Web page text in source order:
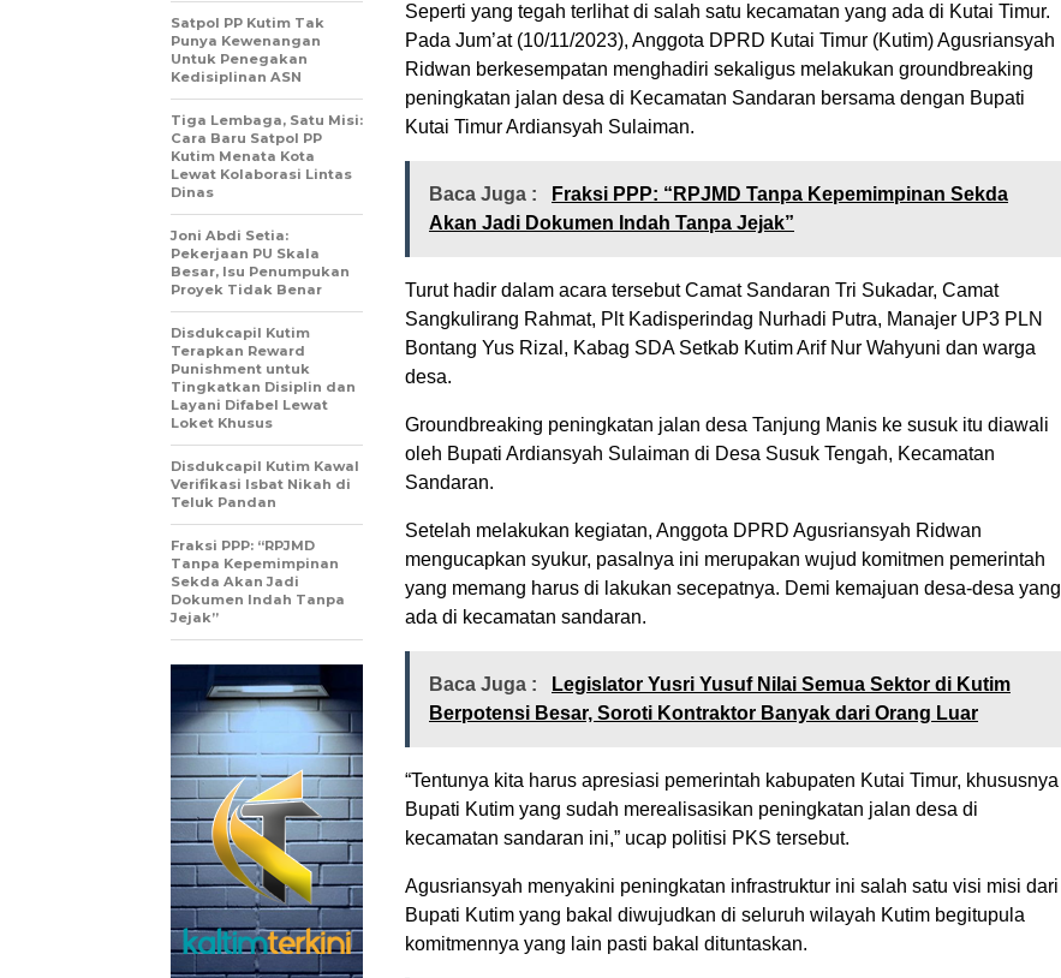
Seperti yang tegah terlihat di salah satu kecamatan yang ada di Kutai Timur.
Pada Jum’at (10/11/2023), Anggota DPRD Kutai Timur (Kutim) Agusriansyah
Ridwan berkesempatan menghadiri sekaligus melakukan groundbreaking
peningkatan jalan desa di Kecamatan Sandaran bersama dengan Bupati
Kutai Timur Ardiansyah Sulaiman.
Baca Juga :
Fraksi PPP: “RPJMD Tanpa Kepemimpinan Sekda
Akan Jadi Dokumen Indah Tanpa Jejak”
Turut hadir dalam acara tersebut Camat Sandaran Tri Sukadar, Camat
Sangkulirang Rahmat, Plt Kadisperindag Nurhadi Putra, Manajer UP3 PLN
Bontang Yus Rizal, Kabag SDA Setkab Kutim Arif Nur Wahyuni dan warga
desa.
Groundbreaking peningkatan jalan desa Tanjung Manis ke susuk itu diawali
oleh Bupati Ardiansyah Sulaiman di Desa Susuk Tengah, Kecamatan
Sandaran.
Setelah melakukan kegiatan, Anggota DPRD Agusriansyah Ridwan
mengucapkan syukur, pasalnya ini merupakan wujud komitmen pemerintah
yang memang harus di lakukan secepatnya. Demi kemajuan desa-desa yang
ada di kecamatan sandaran.
Baca Juga :
Legislator Yusri Yusuf Nilai Semua Sektor di Kutim
Berpotensi Besar, Soroti Kontraktor Banyak dari Orang Luar
“Tentunya kita harus apresiasi pemerintah kabupaten Kutai Timur, khususnya
Bupati Kutim yang sudah merealisasikan peningkatan jalan desa di
kecamatan sandaran ini,” ucap politisi PKS tersebut.
Agusriansyah menyakini peningkatan infrastruktur ini salah satu visi misi dari
Bupati Kutim yang bakal diwujudkan di seluruh wilayah Kutim begitupula
komitmennya yang lain pasti bakal dituntaskan.
Satpol PP Kutim Tak
Punya Kewenangan
Untuk Penegakan
Kedisiplinan ASN
Tiga Lembaga, Satu Misi:
Cara Baru Satpol PP
Kutim Menata Kota
Lewat Kolaborasi Lintas
Dinas
Joni Abdi Setia:
Pekerjaan PU Skala
Besar, Isu Penumpukan
Proyek Tidak Benar
Disdukcapil Kutim
Terapkan Reward
Punishment untuk
Tingkatkan Disiplin dan
Layani Difabel Lewat
Loket Khusus
Disdukcapil Kutim Kawal
Verifikasi Isbat Nikah di
Teluk Pandan
Fraksi PPP: “RPJMD
Tanpa Kepemimpinan
Sekda Akan Jadi
Dokumen Indah Tanpa
Jejak”